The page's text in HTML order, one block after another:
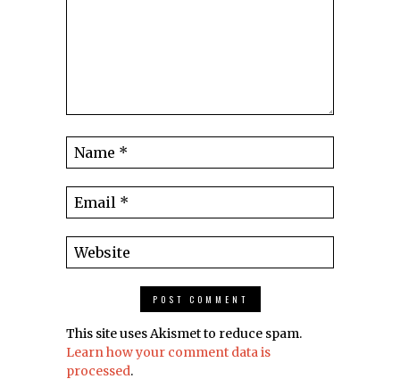
This site uses Akismet to reduce spam.
Learn how your comment data is
processed.